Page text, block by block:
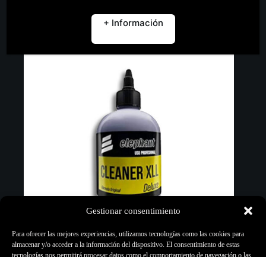
Gestionar consentimiento
Para ofrecer las mejores experiencias, utilizamos tecnologías como las cookies para
almacenar y/o acceder a la información del dispositivo. El consentimiento de estas
tecnologías nos permitirá procesar datos como el comportamiento de navegación o las
+ Información